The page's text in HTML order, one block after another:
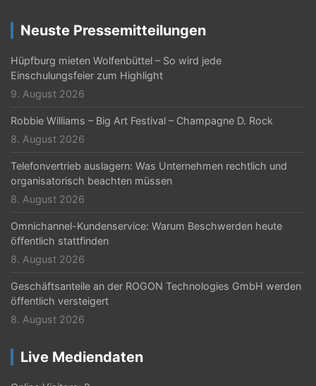
g
a
t
i
o
Neuste Pressemitteilungen
Hüpfburg mieten Wolfenbüttel – So wird jede
Einschulungsfeier zum Highlight
9. August 2026
Robbie Williams – Big Art Festival – Champagne D. Rock
8. August 2026
Telefonvertrieb auslagern: Was Unternehmen rechtlich und
organisatorisch beachten müssen
8. August 2026
Omnichannel-Kundenservice: Warum Beschwerden heute
öffentlich stattfinden
8. August 2026
Geschäftsanteile an der ROGON Technologies GmbH werden
öffentlich versteigert
8. August 2026
Live Mediendaten